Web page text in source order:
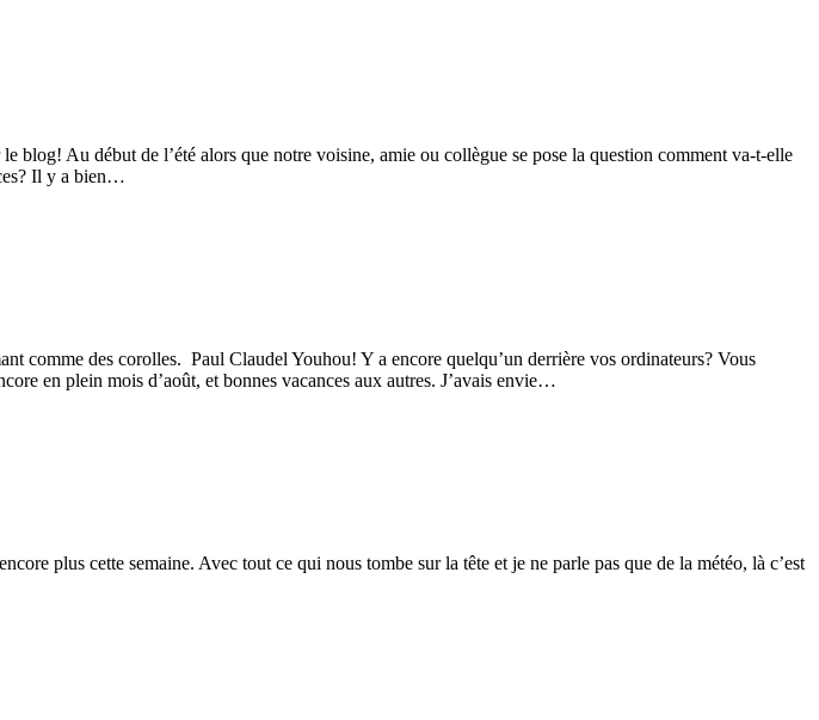
blog! Au début de l’été alors que notre voisine, amie ou collègue se pose la question comment va-t-elle
Il y a bien…
comme des corolles. Paul Claudel Youhou! Y a encore quelqu’un derrière vos ordinateurs? Vous
en plein mois d’août, et bonnes vacances aux autres. J’avais envie…
plus cette semaine. Avec tout ce qui nous tombe sur la tête et je ne parle pas que de la météo, là c’est